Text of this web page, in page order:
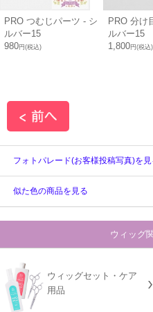
PRO つむじパーツ - シ
ルバー15
980円(税込)
PRO 分け
ルバー15
1,800円(税込)
フォトパレード(お客様投稿写真)を見
似た色の商品を見る
ウィッグ
ウィッグセット・ケア
用品